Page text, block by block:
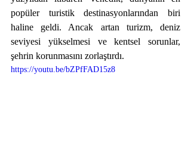
popüler turistik destinasyonlarından biri
haline geldi. Ancak artan turizm, deniz
seviyesi yükselmesi ve kentsel sorunlar,
şehrin korunmasını zorlaştırdı.
https://youtu.be/bZPfFAD15z8